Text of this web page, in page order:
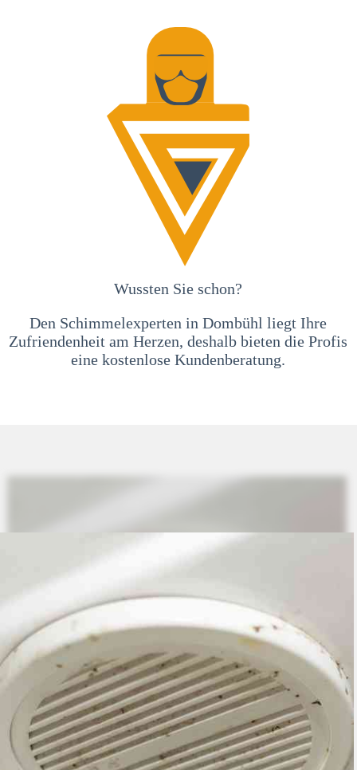
Wussten Sie schon?
Den Schimmelexperten in Dombühl liegt Ihre
Zufriendenheit am Herzen, deshalb bieten die Profis
eine kostenlose Kundenberatung.